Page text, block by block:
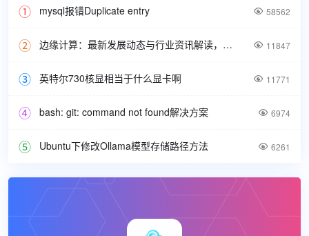
mysql报错Duplicate entry  58562
边缘计算：最新发展动态与行业资讯解读，洞悉技术前沿引领未来。  11847
英特尔730核显相当于什么显卡啊  11771
bash: git: command not found解决方案  6974
Ubuntu下修改Ollama模型存储路径方法  6261